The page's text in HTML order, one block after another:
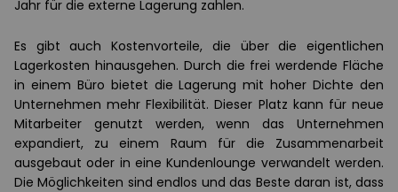
Jahr für die externe Lagerung zahlen.
Es gibt auch Kostenvorteile, die über die eigentlichen
Lagerkosten hinausgehen. Durch die frei werdende Fläche
in einem Büro bietet die Lagerung mit hoher Dichte den
Unternehmen mehr Flexibilität. Dieser Platz kann für neue
Mitarbeiter genutzt werden, wenn das Unternehmen
expandiert, zu einem Raum für die Zusammenarbeit
ausgebaut oder in eine Kundenlounge verwandelt werden.
Die Möglichkeiten sind endlos und das Beste daran ist, dass